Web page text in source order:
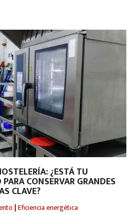
¿ESTÁ TU
CONSERVAR GRANDES
CLAVE?
|Eficiencia energética